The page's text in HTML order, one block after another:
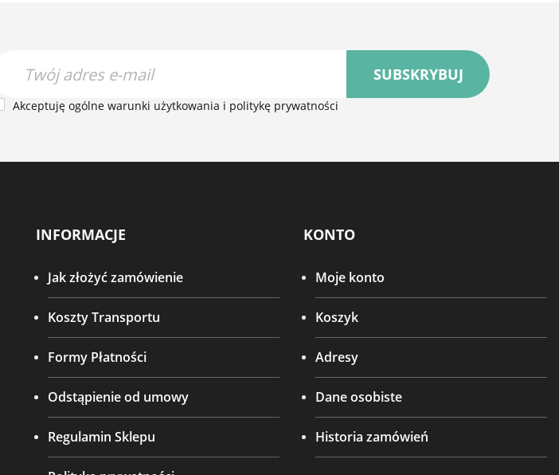
SUBSKRYBUJ
Akceptuję ogólne warunki użytkowania i politykę prywatności
INFORMACJE
Jak złożyć zamówienie
Koszty Transportu
Formy Płatności
Odstąpienie od umowy
Regulamin Sklepu
KONTO
Moje konto
Koszyk
Adresy
Dane osobiste
Historia zamówień